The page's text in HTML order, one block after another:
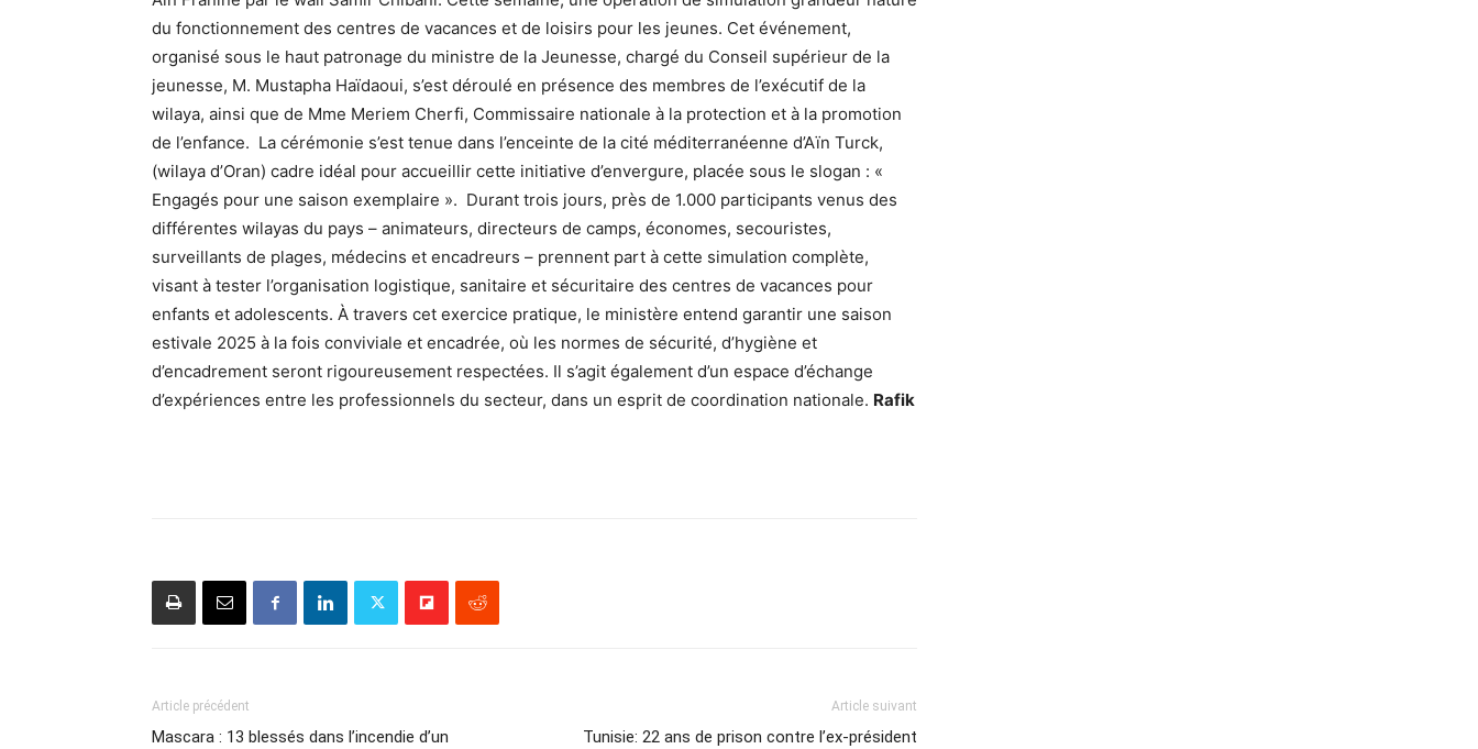
du fonctionnement des centres de vacances et de loisirs pour les jeunes. Cet événement,
organisé sous le haut patronage du ministre de la Jeunesse, chargé du Conseil supérieur de la
jeunesse, M. Mustapha Haïdaoui, s’est déroulé en présence des membres de l’exécutif de la
wilaya, ainsi que de Mme Meriem Cherfi, Commissaire nationale à la protection et à la promotion
de l’enfance. La cérémonie s’est tenue dans l’enceinte de la cité méditerranéenne d’Aïn Turck,
(wilaya d’Oran) cadre idéal pour accueillir cette initiative d’envergure, placée sous le slogan : «
Engagés pour une saison exemplaire ». Durant trois jours, près de 1.000 participants venus des
différentes wilayas du pays – animateurs, directeurs de camps, économes, secouristes,
surveillants de plages, médecins et encadreurs – prennent part à cette simulation complète,
visant à tester l’organisation logistique, sanitaire et sécuritaire des centres de vacances pour
enfants et adolescents. À travers cet exercice pratique, le ministère entend garantir une saison
estivale 2025 à la fois conviviale et encadrée, où les normes de sécurité, d’hygiène et
d’encadrement seront rigoureusement respectées. Il s’agit également d’un espace d’échange
d’expériences entre les professionnels du secteur, dans un esprit de coordination nationale. Rafik
Article précédent
Mascara : 13 blessés dans l’incendie d’un
Article suivant
Tunisie: 22 ans de prison contre l’ex-président